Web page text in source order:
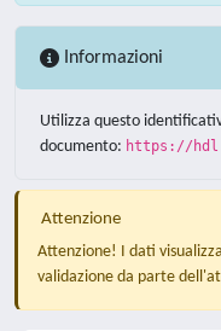
Informazioni
Utilizza questo
documento: https://
Attenzione
Attenzione! I dati
validazione da parte